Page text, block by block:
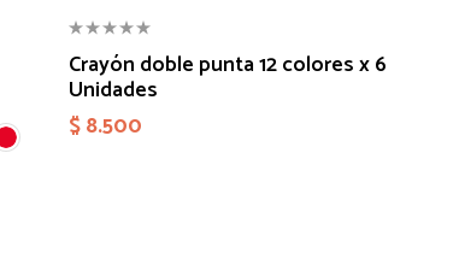
Crayón doble punta 12 colores x 6
Unidades
$8.500